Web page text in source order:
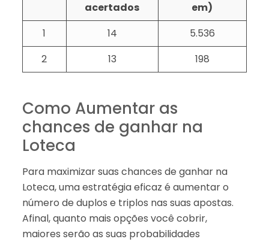
acertados
em)
1
14
5.536
2
13 198
Como Aumentar as
chances de ganhar na
Loteca
Para maximizar suas chances de ganhar na
Loteca, uma estratégia eficaz é aumentar o
número de duplos e triplos nas suas apostas.
Afinal, quanto mais opções você cobrir,
maiores serão as suas probabilidades